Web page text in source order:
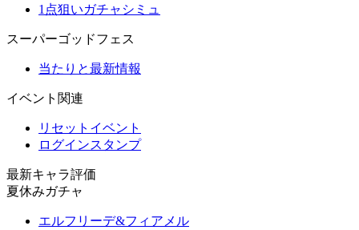
1点狙いガチャシミュ
スーパーゴッドフェス
当たりと最新情報
イベント関連
リセットイベント
ログインスタンプ
最新キャラ評価
夏休みガチャ
エルフリーデ&フィアメル